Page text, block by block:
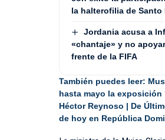
la halterofilia de Santo
Jordania acusa a
«chantaje» y no
frente de la FIFA
También puedes leer:
hasta mayo la exposición
Héctor Reynoso | De
de hoy en República